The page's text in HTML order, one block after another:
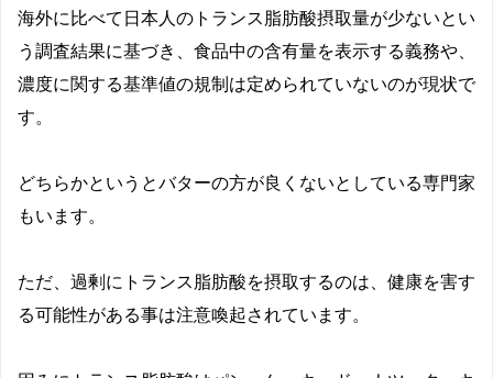
海外に比べて日本人のトランス脂肪酸摂取量が少ないとい
う調査結果に基づき、食品中の含有量を表示する義務や、
濃度に関する基準値の規制は定められていないのが現状で
す。
どちらかというとバターの方が良くないとしている専門家
もいます。
ただ、 過剰にトランス脂肪酸を摂取するのは、健康を害す
る可能性がある事は注意喚起されています。